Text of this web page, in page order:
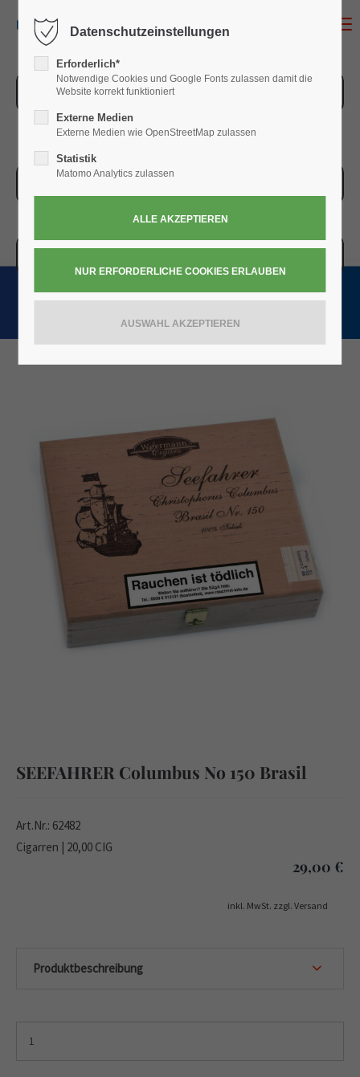
ZUR ÜBERSICHT
SEEFAHRER Columbus No 150 Brasil
Art.Nr.: 62482
Cigarren | 20,00 CIG
29,00 €
inkl. MwSt. zzgl. Versand
Produktbeschreibung
Datenschutzeinstellungen
Erforderlich*
Notwendige Cookies und Google Fonts zulassen damit die
Website korrekt funktioniert
Externe Medien
Externe Medien wie OpenStreetMap zulassen
Statistik
Matomo Analytics zulassen